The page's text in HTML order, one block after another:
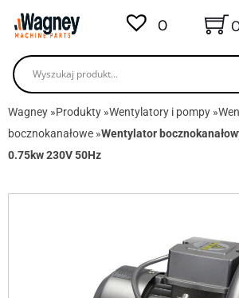
0
Wagney »Produkty »Wentylatory i pompy »
bocznokanałowe »Wentylator
0.75kw 230V 50Hz